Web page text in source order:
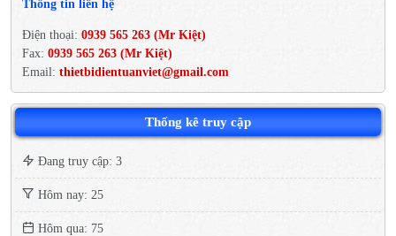
Thông tin liên hệ
Điện thoại: 0939 565 263 (Mr Kiệt)
Fax: 0939 565 263 (Mr Kiệt)
Email: thietbidientuanviet@gmail.com
Thống kê truy cập
Đang truy cập: 3
Hôm nay: 25
Hôm qua: 75